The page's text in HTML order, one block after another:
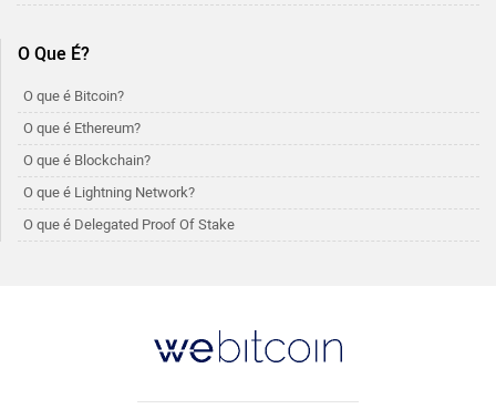
O Que É?
O que é Bitcoin?
O que é Ethereum?
O que é Blockchain?
O que é Lightning Network?
O que é Delegated Proof Of Stake